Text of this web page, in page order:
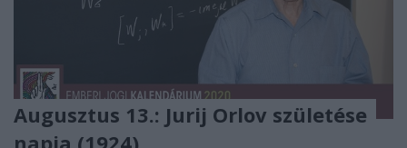
Augusztus 13.: Jurij Orlov születése
napja (1924)